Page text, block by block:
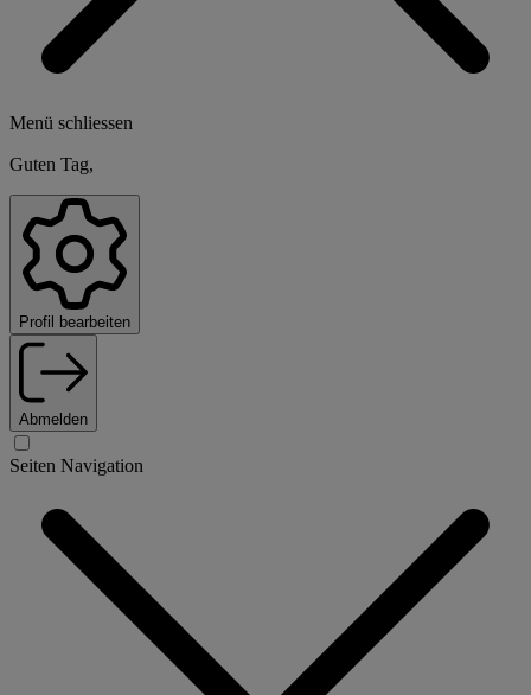
Menü schliessen
Guten Tag,
Profil bearbeiten
Abmelden
Seiten Navigation